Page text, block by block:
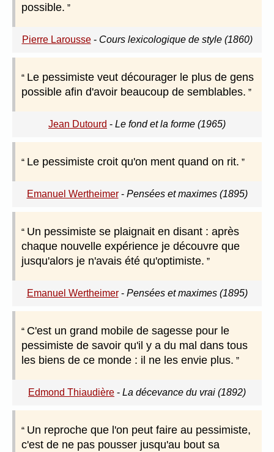
possible.
Pierre Larousse- Cours lexicologique de style (1860)
Le pessimiste veut décourager le plus de gens
possible afin d'avoir beaucoup de semblables.
Jean Dutourd - Le fond et la forme (1965)
Le pessimiste croit qu'on ment quand on rit.
Emanuel Wertheimer- Pensées et maximes (1895)
Un pessimiste se plaignait en disant : après
chaque nouvelle expérience je découvre que
jusqu'alors je n'avais été qu'optimiste.
Emanuel Wertheimer- Pensées et maximes (1895)
C'est un grand mobile de sagesse pour le
pessimiste de savoir qu'il y a du mal dans tous
les biens de ce monde : il ne les envie plus.
Edmond Thiaudière - La décevance du vrai (1892)
Un reproche que l'on peut faire au pessimiste,
c'est de ne pas pousser jusqu'au bout sa